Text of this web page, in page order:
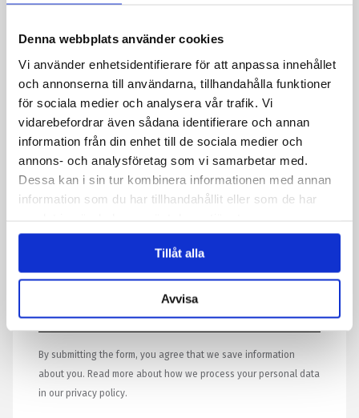
Denna webbplats använder cookies
Vi använder enhetsidentifierare för att anpassa innehållet
och annonserna till användarna, tillhandahålla funktioner
för sociala medier och analysera vår trafik. Vi
vidarebefordrar även sådana identifierare och annan
information från din enhet till de sociala medier och
annons- och analysföretag som vi samarbetar med.
Dessa kan i sin tur kombinera informationen med annan
information som du har tillhandahållit eller som de har
Tillåt alla
Avvisa
Telephone
Message *
By submitting the form, you agree that we save information
about you. Read more about how we process your personal data
in our privacy policy.